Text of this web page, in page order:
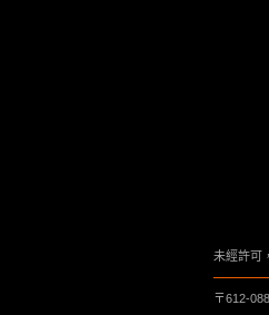
未經許可
〒612-